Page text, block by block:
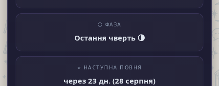
🌕 ФАЗА
Остання чверть 🌗
⭐ НАСТУПНА ПОВНЯ
через 23 дн. (28 серпня)